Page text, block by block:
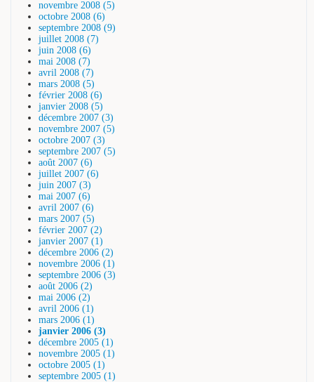
novembre 2008 (5)
octobre 2008 (6)
septembre 2008 (9)
juillet 2008 (7)
juin 2008 (6)
mai 2008 (7)
avril 2008 (7)
mars 2008 (5)
février 2008 (6)
janvier 2008 (5)
décembre 2007 (3)
novembre 2007 (5)
octobre 2007 (3)
septembre 2007 (5)
août 2007 (6)
juillet 2007 (6)
juin 2007 (3)
mai 2007 (6)
avril 2007 (6)
mars 2007 (5)
février 2007 (2)
janvier 2007 (1)
décembre 2006 (2)
novembre 2006 (1)
septembre 2006 (3)
août 2006 (2)
mai 2006 (2)
avril 2006 (1)
mars 2006 (1)
janvier 2006 (3)
décembre 2005 (1)
novembre 2005 (1)
octobre 2005 (1)
septembre 2005 (1)